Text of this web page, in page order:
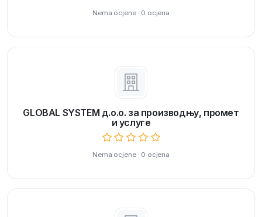
Nema ocjene · 0 ocjena
GLOBAL SYSTEM д.о.о. за производњу, промет
и услуге
Nema ocjene · 0 ocjena